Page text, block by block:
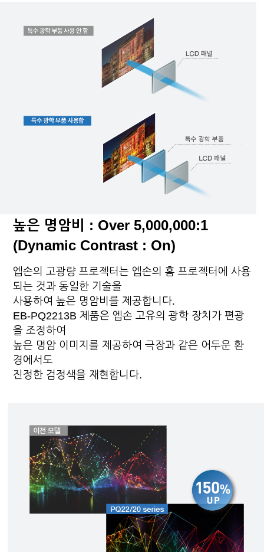
높은 명암비 : Over 5,000,000:1
(Dynamic Contrast : On)
엡손의 고광량 프로젝터는 엡손의 홈 프로젝터에 사용
되는 것과 동일한 기술을
사용하여 높은 명암비를 제공합니다.
EB-PQ2213B 제품은 엡손 고유의 광학 장치가 편광
을 조정하여
높은 명암 이미지를 제공하여 극장과 같은 어두운 환
경에서도
진정한 검정색을 재현합니다.